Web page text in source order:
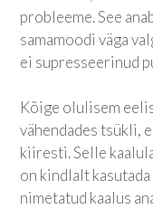
probleeme. See
samamoodi väga
ei supresseerinud
Kõige olulisem
vähendades tsükli,
kiiresti. Selle
on kindlalt
nimetatud kaalus